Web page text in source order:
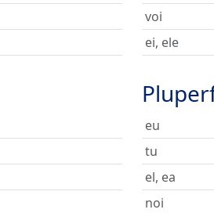
voi
ei, ele
eu
tu
el, ea
noi